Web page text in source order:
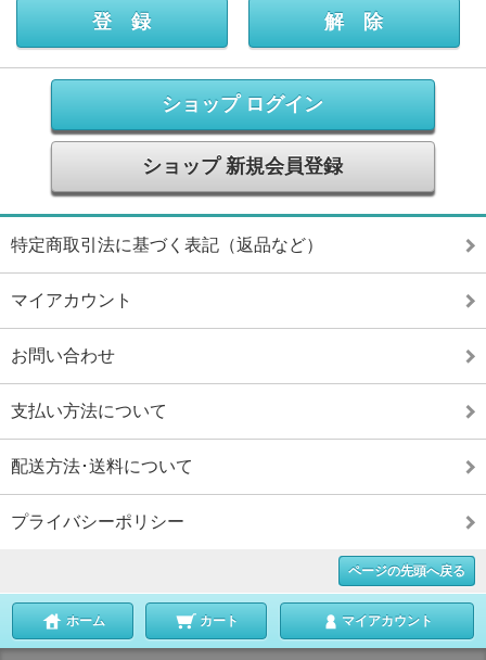
ショップ ログイン
ショップ 新規会員登録
特定商取引法に基づく表記（返品など）
マイアカウント
お問い合わせ
支払い方法について
配送方法･送料について
プライバシーポリシー
ページの先頭へ戻る
ホーム カート マイアカウント